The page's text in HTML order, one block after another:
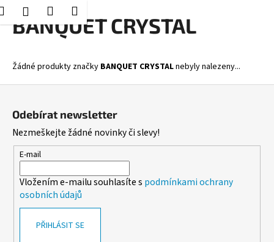
Přejít
HledatPřihlášení
Nákupní
košík
Menu
BANQUET CRYSTAL
Žádné produkty značky BANQUET CRYSTALnebyly nalezeny...
K
o
Zpět
Zpět
C
o
o
t
ř
e
b
u
Odebírat newsletter
Nezmeškejte žádné novinky či slevy!
E-mail
Vložením e-mailu souhlasíte s podmínkami ochrany
osobních údajů
PŘIHLÁSIT SE